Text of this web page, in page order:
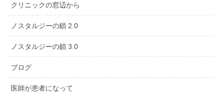
クリニックの窓辺から
ノスタルジーの鎖 2.0
ノスタルジーの鎖 3.0
ブログ
医師が患者になって